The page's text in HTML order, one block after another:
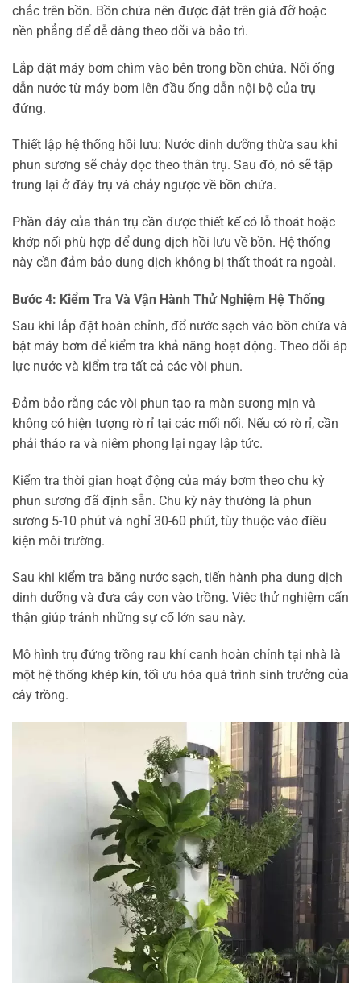
chắc trên bồn. Bồn chứa nên được đặt trên giá đỡ hoặc
nền phẳng để dễ dàng theo dõi và bảo trì.
Lắp đặt máy bơm chìm vào bên trong bồn chứa. Nối ống
dẫn nước từ máy bơm lên đầu ống dẫn nội bộ của trụ
đứng.
Thiết lập hệ thống hồi lưu: Nước dinh dưỡng thừa sau khi
phun sương sẽ chảy dọc theo thân trụ. Sau đó, nó sẽ tập
trung lại ở đáy trụ và chảy ngược về bồn chứa.
Phần đáy của thân trụ cần được thiết kế có lỗ thoát hoặc
khớp nối phù hợp để dung dịch hồi lưu về bồn. Hệ thống
này cần đảm bảo dung dịch không bị thất thoát ra ngoài.
Bước 4: Kiểm Tra Và Vận Hành Thử Nghiệm Hệ Thống
Sau khi lắp đặt hoàn chỉnh, đổ nước sạch vào bồn chứa và
bật máy bơm để kiểm tra khả năng hoạt động. Theo dõi áp
lực nước và kiểm tra tất cả các vòi phun.
Đảm bảo rằng các vòi phun tạo ra màn sương mịn và
không có hiện tượng rò rỉ tại các mối nối. Nếu có rò rỉ, cần
phải tháo ra và niêm phong lại ngay lập tức.
Kiểm tra thời gian hoạt động của máy bơm theo chu kỳ
phun sương đã định sẵn. Chu kỳ này thường là phun
sương 5-10 phút và nghỉ 30-60 phút, tùy thuộc vào điều
kiện môi trường.
Sau khi kiểm tra bằng nước sạch, tiến hành pha dung dịch
dinh dưỡng và đưa cây con vào trồng. Việc thử nghiệm cẩn
thận giúp tránh những sự cố lớn sau này.
Mô hình trụ đứng trồng rau khí canh hoàn chỉnh tại nhà là
một hệ thống khép kín, tối ưu hóa quá trình sinh trưởng của
cây trồng.